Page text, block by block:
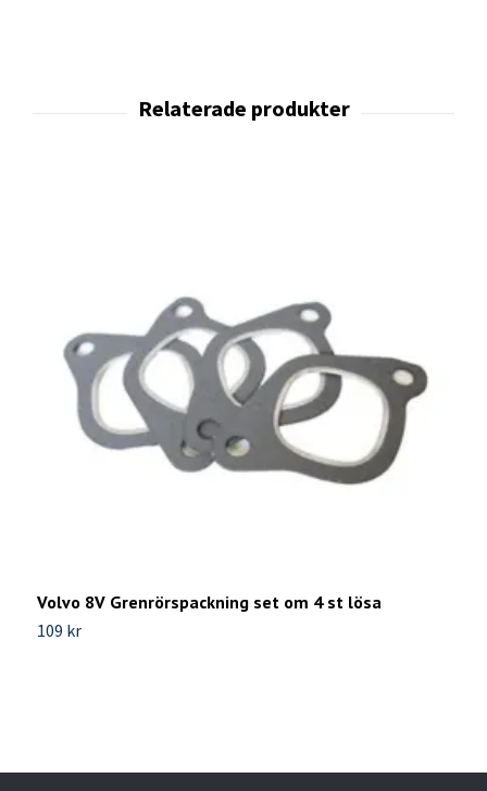
Volvo 8V Grenrörspackning set om 4 st lösa
109 kr